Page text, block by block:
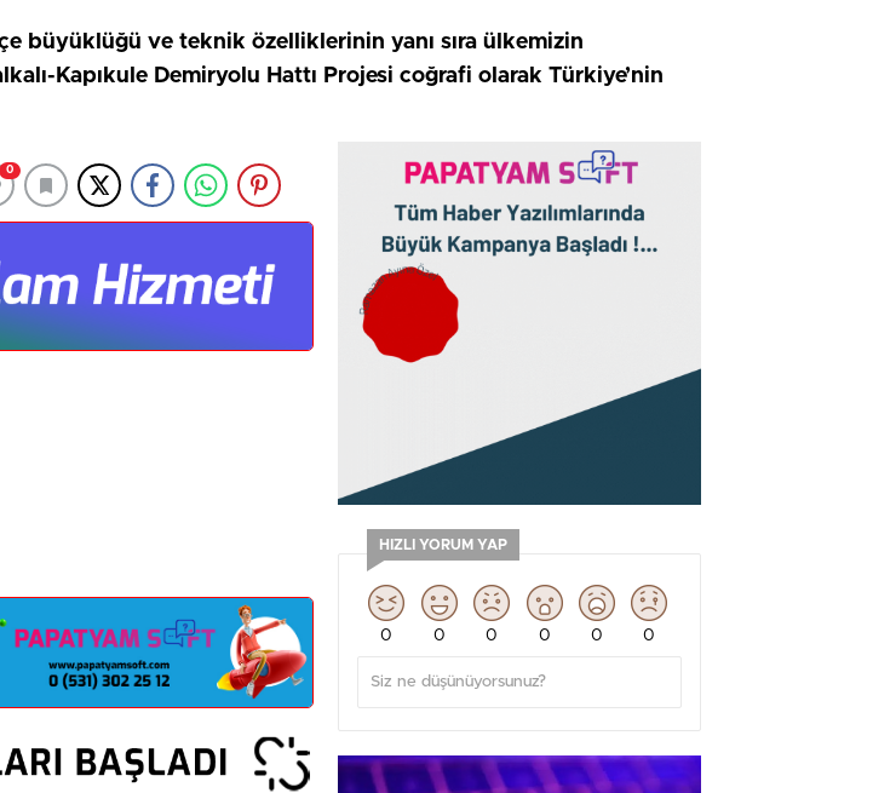
büyüklüğü ve teknik özelliklerinin yanı sıra ülkemizin
Kapıkule Demiryolu Hattı Projesi coğrafi olarak Türkiye’nin
0
HIZLI YORUM YAP
0 0 0 0 0 0